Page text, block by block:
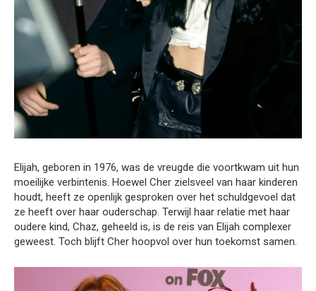
Elijah, geboren in 1976, was de vreugde die voortkwam uit hun
moeilijke verbintenis. Hoewel Cher zielsveel van haar kinderen
houdt, heeft ze openlijk gesproken over het schuldgevoel dat
ze heeft over haar ouderschap. Terwijl haar relatie met haar
oudere kind, Chaz, geheeld is, is de reis van Elijah complexer
geweest. Toch blijft Cher hoopvol over hun toekomst samen.